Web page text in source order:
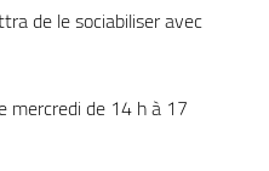
de le sociabiliser avec
mercredi de 14 h à 17